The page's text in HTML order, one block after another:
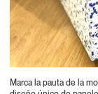
Marca la pauta de la